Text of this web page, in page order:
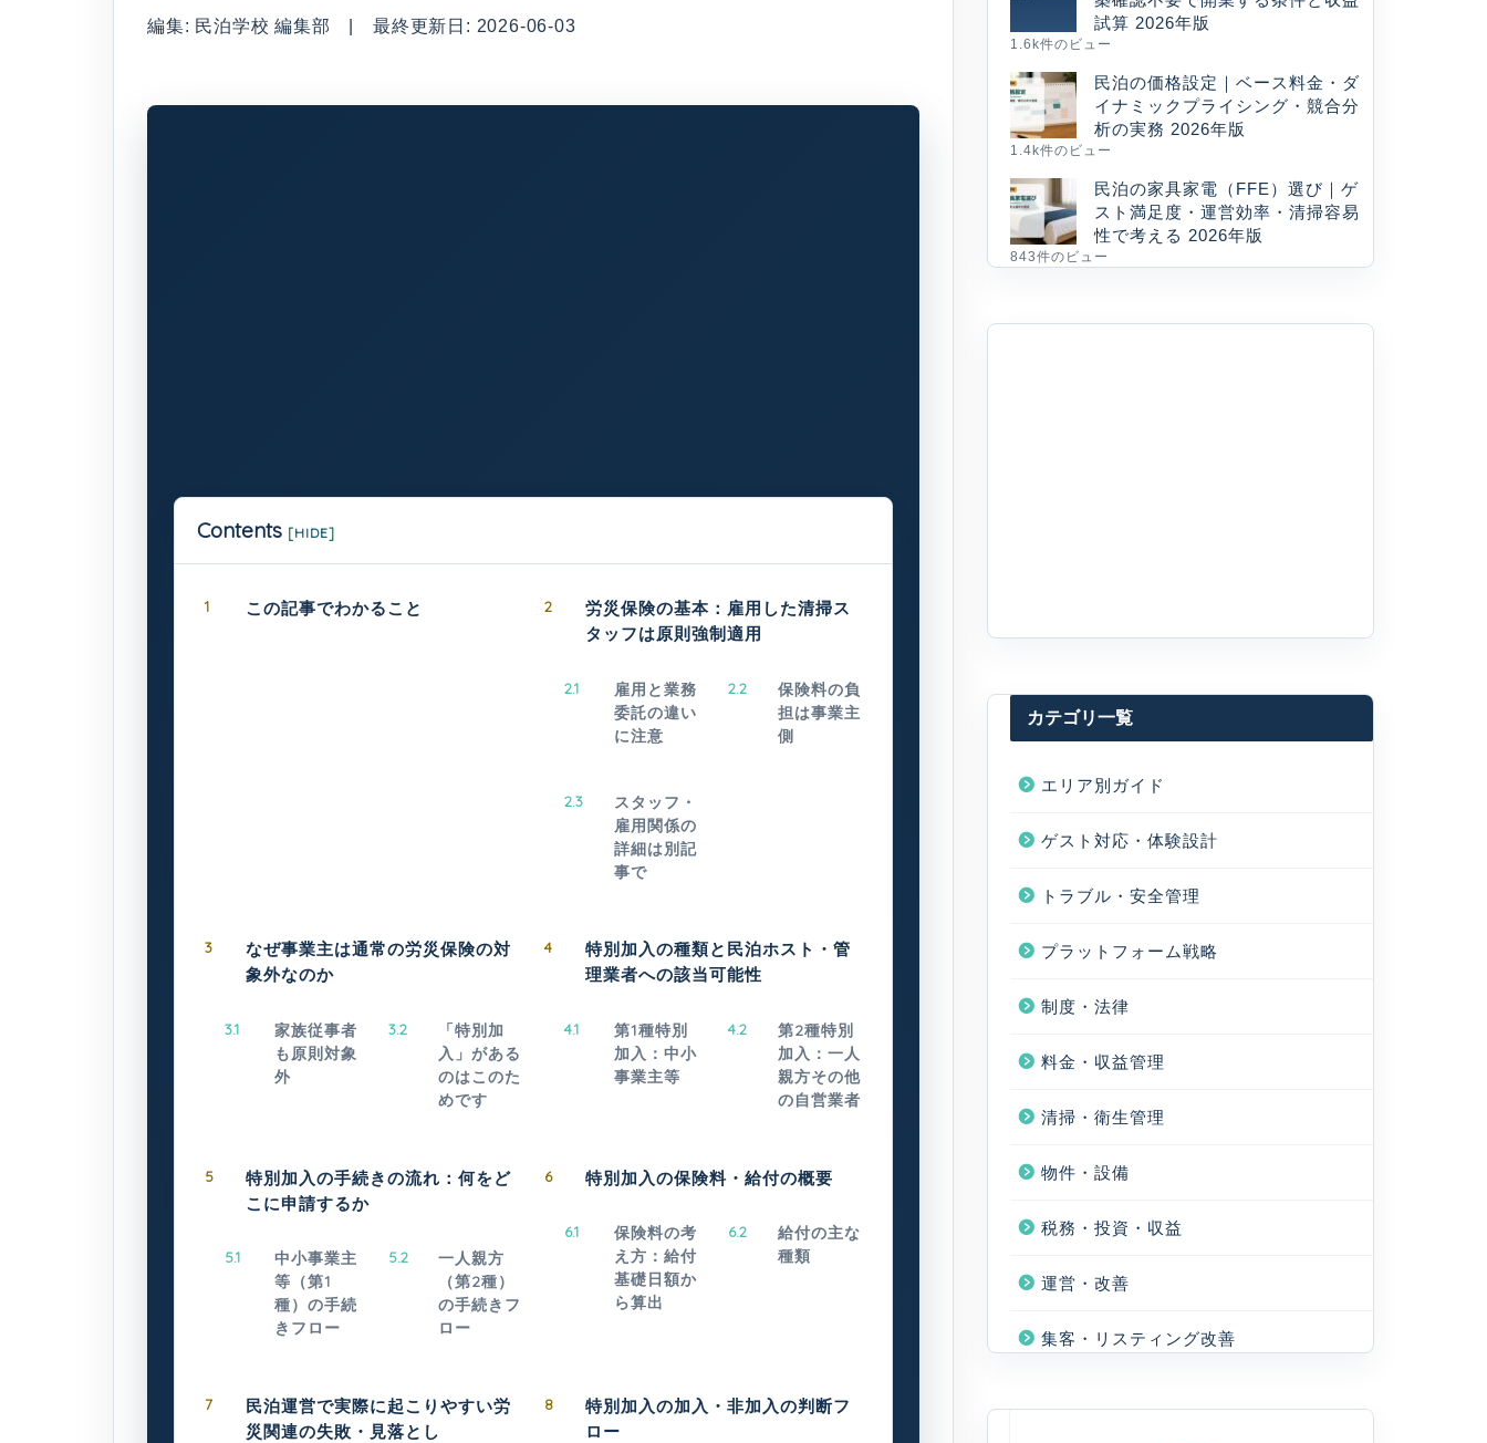
編集: 民泊学校 編集部 | 最終更新日: 2026-06-03
Contents [HIDE]
1 この記事でわかること 2
労災保険の基本：雇用した清掃ス
タッフは原則強制適用
2.1
雇用と業務
委託の違い
に注意
2.2
保険料の負
担は事業主
側
2.3
スタッフ・
雇用関係の
詳細は別記
事で
3
なぜ事業主は通常の労災保険の対
象外なのか
3.1
家族従事者
も原則対象
外
3.2
「特別加
入」がある
のはこのた
めです
4
特別加入の種類と民泊ホスト・管
理業者への該当可能性
4.1
第1種特別
加入：中小
事業主等
4.2
第2種特別
加入：一人
親方その他
の自営業者
5
特別加入の手続きの流れ：何をど
こに申請するか
5.1
中小事業主
等（第1
種）の手続
きフロー
5.2
一人親方
（第2種）
の手続きフ
ロー
6 特別加入の保険料・給付の概要
6.1
保険料の考
え方：給付
基礎日額か
ら算出
6.2
給付の主な
種類
7
民泊運営で実際に起こりやすい労
災関連の失敗・見落とし
8
特別加入の加入・非加入の判断フ
ロー
試算 2026年版
1.6k件のビュー
民泊の価格設定｜ベース料金・ダ
イナミックプライシング・競合分
析の実務 2026年版
1.4k件のビュー
民泊の家具家電（FFE）選び｜ゲ
スト満足度・運営効率・清掃容易
性で考える 2026年版
843件のビュー
カテゴリ一覧
エリア別ガイド
ゲスト対応・体験設計
トラブル・安全管理
プラットフォーム戦略
制度・法律
料金・収益管理
清掃・衛生管理
物件・設備
税務・投資・収益
運営・改善
集客・リスティング改善